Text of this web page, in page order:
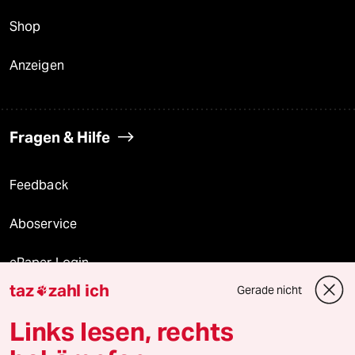
Shop
Anzeigen
Fragen & Hilfe
Feedback
Aboservice
ePaper Login
Downloads für Abonnierende
taz zahl ich Gerade nicht
Links lesen, rechts